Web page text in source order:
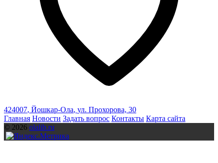
424007, Йошкар-Ола, ул. Прохорова, 30
Главная Новости Задать вопрос Контакты Карта сайта
© 2026 olalib.ru